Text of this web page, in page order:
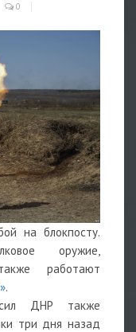
0
на блокпосту.
оружие,
работают
.
сил ДНР также
три дня назад